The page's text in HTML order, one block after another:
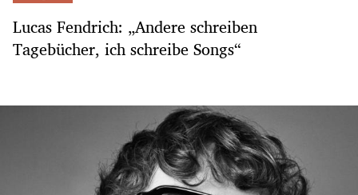
Lucas Fendrich: „Andere schreiben
Tagebücher, ich schreibe Songs“